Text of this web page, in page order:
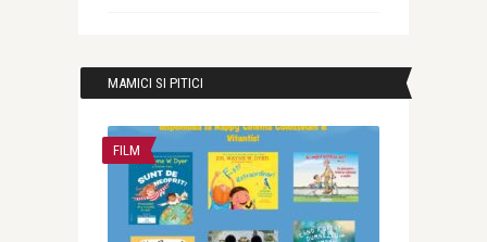
MAMICI SI PITICI
FILM